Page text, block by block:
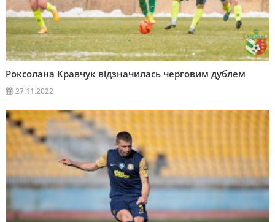
Роксолана Кравчук відзначилась черговим дублем
27.11.2022